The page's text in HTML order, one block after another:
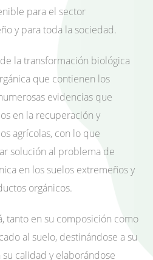
para el sector
y para toda la sociedad.
la transformación biológica
que contienen los
evidencias que
en la recuperación y
agrícolas, con lo que
solución al problema de
en los suelos extremeños y
orgánicos.
tanto en su composición como
al suelo, destinándose a su
calidad y elaborándose